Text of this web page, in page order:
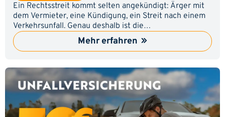
Ein Rechtsstreit kommt selten angekündigt: Ärger mit
dem Vermieter, eine Kündigung, ein Streit nach einem
Verkehrsunfall. Genau deshalb ist die
Rechtsschutzversicherung für viele ein Thema, an dem
sie irgendwann nicht vorbeikommen. Zeig deinen
dir pro Abschluss 50,00 € Provision und das mit
minimalem Aufwand und spürbarem Effekt auf deine
Umsätze und dein Einkommen. Warum sich das Thema
lohnt: Tarife und Leistungen im Rechtsschutzbereich
verändern sich laufend. Viele Menschen merken erst im
Mehr erfahren